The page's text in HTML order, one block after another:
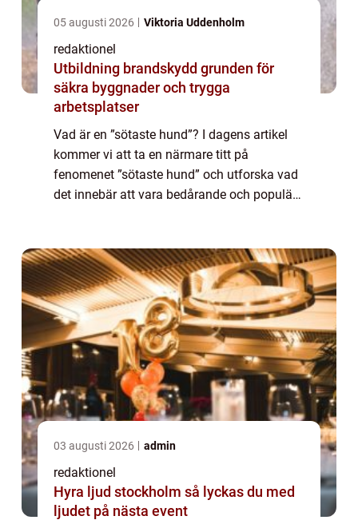
05 augusti 2026 Viktoria Uddenholm
redaktionel
Utbildning brandskydd grunden för
säkra byggnader och trygga
arbetsplatser
Vad är en ”sötaste hund”? I dagens artikel
kommer vi att ta en närmare titt på
fenomenet ”sötaste hund” och utforska vad
det innebär att vara bedårande och populär
03 augusti 2026 admin
redaktionel
Hyra ljud stockholm så lyckas du med
ljudet på nästa event